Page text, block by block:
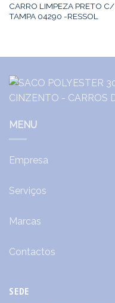
CARRO LIMPEZA PRETO C/
TAMPA 04290 -RESSOL
MENU
Empresa
Serviços
Marcas
Contactos
SEDE